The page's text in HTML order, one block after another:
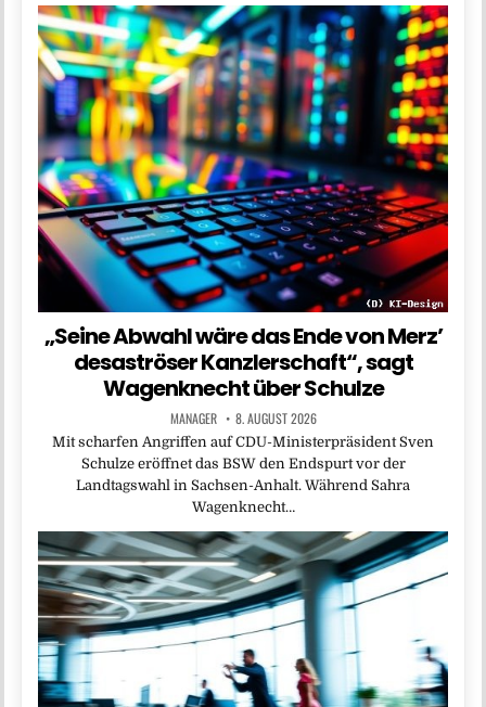
„Seine Abwahl wäre das Ende von Merz’
desaströser Kanzlerschaft“, sagt
Wagenknecht über Schulze
MANAGER 8. AUGUST 2026
Mit scharfen Angriffen auf CDU-Ministerpräsident Sven
Schulze eröffnet das BSW den Endspurt vor der
Landtagswahl in Sachsen-Anhalt. Während Sahra
Wagenknecht…